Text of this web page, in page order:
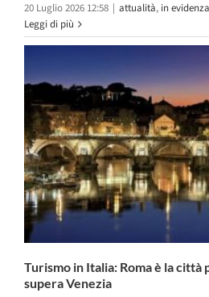
20 Luglio 2026 12:58 | attualità, in evidenza
Leggi di più
Turismo in Italia: Roma è la città
supera Venezia